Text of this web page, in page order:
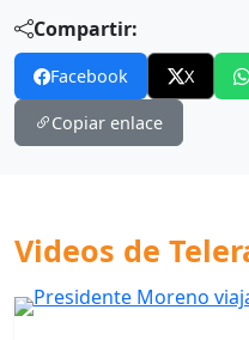
Compartir:
Facebook X
Copiar enlace
Videos de